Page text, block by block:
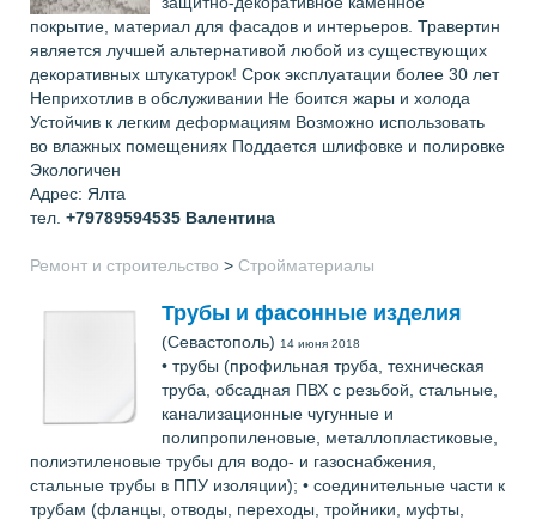
покрытие, материал для фасадов и интерьеров. Травертин
является лучшей альтернативой любой из существующих
декоративных штукатурок! Срок эксплуатации более 30 лет
Неприхотлив в обслуживании Не боится жары и холода
Устойчив к легким деформациям Возможно использовать
во влажных помещениях Поддается шлифовке и полировке
Экологичен
Адрес: Ялта
тел. +79789594535 Валентина
Ремонт и строительство > Стройматериалы
Трубы и фасонные изделия
(Севастополь) 14 июня 2018
• трубы (профильная труба, техническая
труба, обсадная ПВХ с резьбой, стальные,
канализационные чугунные и
полипропиленовые, металлопластиковые,
полиэтиленовые трубы для водо- и газоснабжения,
стальные трубы в ППУ изоляции); • соединительные части к
трубам (фланцы, отводы, переходы, тройники, муфты,